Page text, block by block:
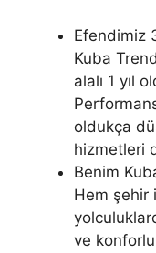
Efendimiz
Kuba
alalı 1 yıl
oldukça
hizmetleri
Benim
Hem şehir
ve